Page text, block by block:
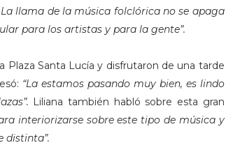
llama de la música folclórica no se apaga
para los artistas y para la gente”.
Plaza Santa Lucía y disfrutaron de una tarde
“La estamos pasando muy bien, es lindo
Liliana también habló sobre esta gran
interiorizarse sobre este tipo de música y
distinta”.